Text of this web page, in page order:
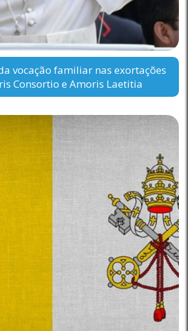
vocação familiar nas exortações
Consortio e Amoris Laetitia